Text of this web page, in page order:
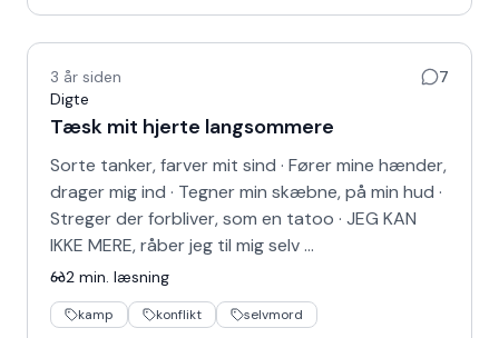
3 år siden
7
Digte
Tæsk mit hjerte langsommere
Sorte tanker, farver mit sind · Fører mine hænder,
drager mig ind · Tegner min skæbne, på min hud ·
Streger der forbliver, som en tatoo · JEG KAN
IKKE MERE, råber jeg til mig selv …
2 min. læsning
kamp konflikt selvmord